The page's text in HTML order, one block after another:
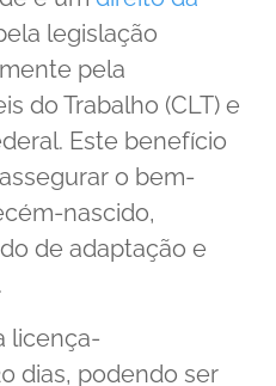
legislação
pela
do Trabalho (CLT) e
Este benefício
o bem-
nascido,
de adaptação e
licença-
dias, podendo ser